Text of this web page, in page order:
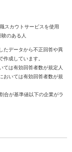
スカウトサービスを使用
のある人
たデータから不正回答や異
成しています。
ては有効回答者数が規定人
おいては有効回答者数が規
合が基準値以下の企業がラ